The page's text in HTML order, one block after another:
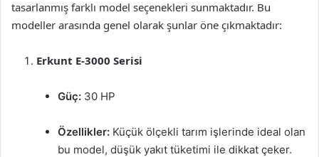
tasarlanmış farklı model seçenekleri sunmaktadır. Bu
modeller arasında genel olarak şunlar öne çıkmaktadır:
Erkunt E-3000 Serisi
Güç: 30 HP
Özellikler: Küçük ölçekli tarım işlerinde ideal olan
bu model, düşük yakıt tüketimi ile dikkat çeker.